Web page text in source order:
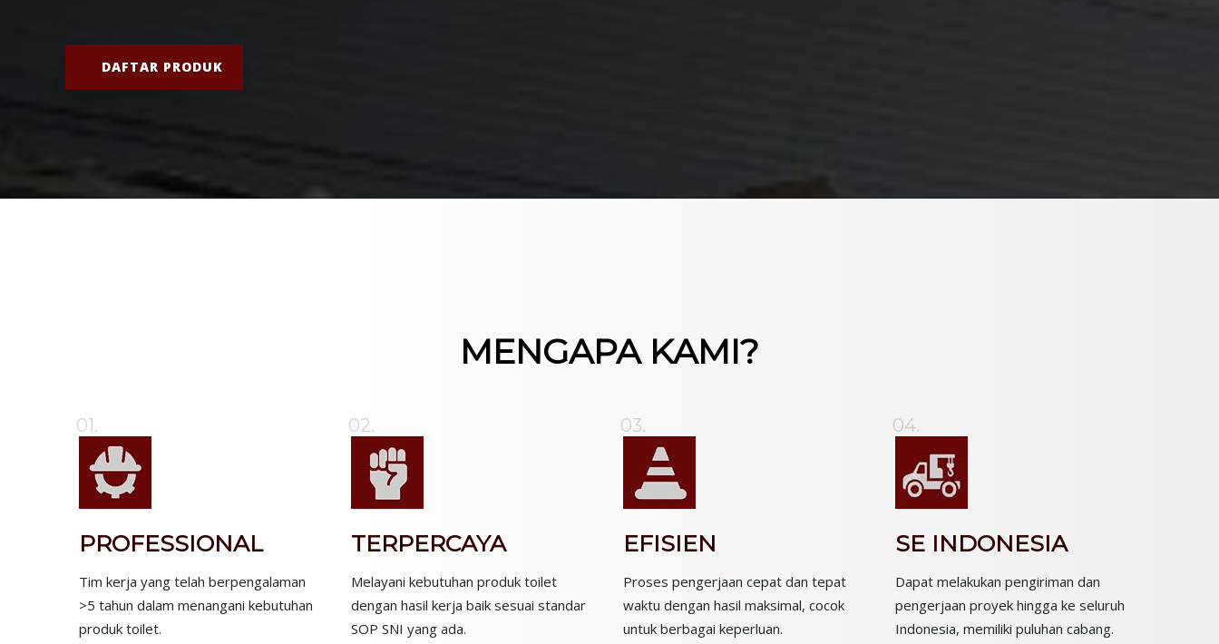
DAFTAR PRODUK
MENGAPA KAMI?
01.
PROFESSIONAL
Tim kerja yang telah berpengalaman
>5 tahun dalam menangani kebutuhan
produk toilet.
02.
TERPERCAYA
Melayani kebutuhan produk toilet
dengan hasil kerja baik sesuai standar
SOP SNI yang ada.
03.
EFISIEN
Proses pengerjaan cepat dan tepat
waktu dengan hasil maksimal, cocok
untuk berbagai keperluan.
04.
SE INDONESIA
Dapat melakukan pengiriman dan
pengerjaan proyek hingga ke seluruh
Indonesia, memiliki puluhan cabang.